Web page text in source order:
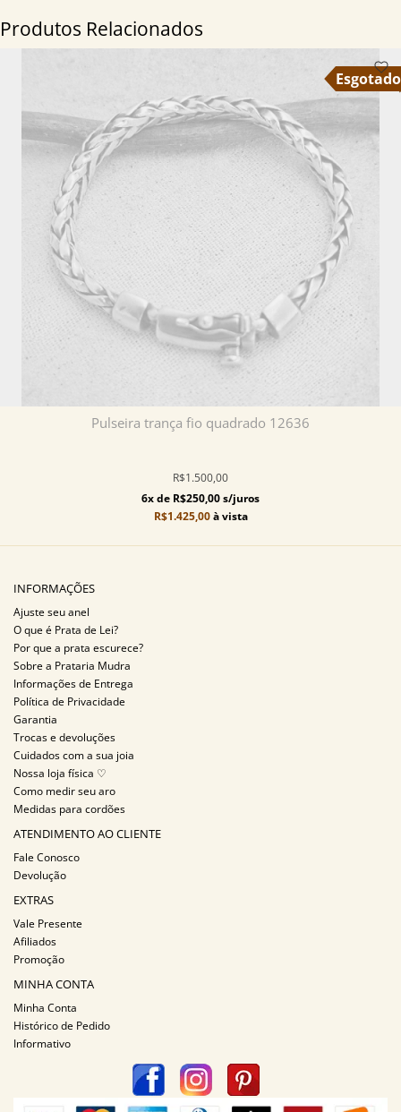
Produtos Relacionados
Pulseira trança fio quadrado 12636
R$1.500,00
6x de R$250,00 s/juros
R$1.425,00à vista
INFORMAÇÕES
Ajuste seu anel
O que é Prata de Lei?
Por que a prata escurece?
Sobre a Prataria Mudra
Informações de Entrega
Política de Privacidade
Garantia
Trocas e devoluções
Cuidados com a sua joia
Nossa loja física ♡
Como medir seu aro
Medidas para cordões
ATENDIMENTO AO CLIENTE
Fale Conosco
Devolução
EXTRAS
Vale Presente
Afiliados
Promoção
MINHA CONTA
Minha Conta
Histórico de Pedido
Informativo